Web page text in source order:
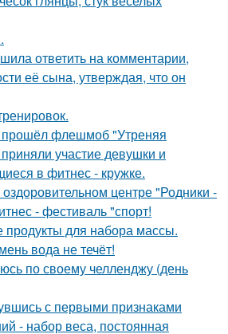
ответить на комментарии,
её сына, утверждая, что он
прошёл флешмоб "Утреняя
участие девушки и
в фитнес - кружке.
центре "Родники -
- фестиваль "спорт!
для набора массы.
вода не течёт!
по своему челленджу (день
с первыми признаками
- набор веса, постоянная